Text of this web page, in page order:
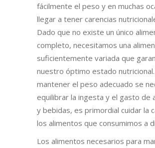
fácilmente el peso y en muchas
llegar a tener carencias
Dado que no existe un único
completo, necesitamos una
suficientemente variada que
nuestro óptimo estado
mantener el peso adecuado se
equilibrar la ingesta y el gasto de
y bebidas, es primordial cuidar la
los alimentos que consumimos a
Los alimentos necesarios para